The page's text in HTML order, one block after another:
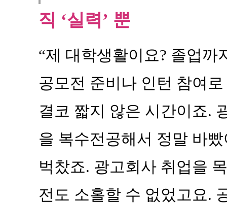
직 ‘실력’ 뿐
“제 대학생활이요? 졸업까
공모전 준비나 인턴 참여
결코 짧지 않은 시간이죠.
을 복수전공해서 정말 바
벅찼죠. 광고회사 취업을
전도 소홀할 수 없었고요.